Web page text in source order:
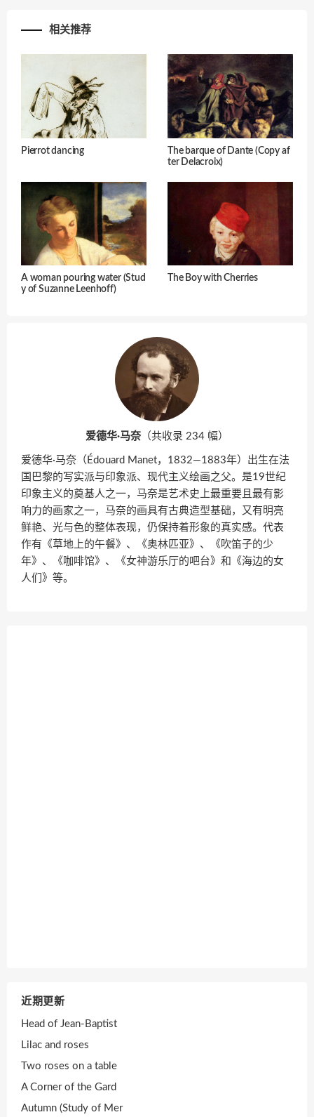
相关推荐
Pierrot dancing
The barque of Dante (Copy af
ter Delacroix)
A woman pouring water (Stud
y of Suzanne Leenhoff)
The Boy with Cherries
爱德华·马奈（共收录 234 幅）
爱德华·马奈（Édouard Manet，1832—1883年）出生在法
国巴黎的写实派与印象派、现代主义绘画之父。是19世纪
印象主义的奠基人之一，马奈是艺术史上最重要且最有影
响力的画家之一，马奈的画具有古典造型基础，又有明亮
鲜艳、光与色的整体表现，仍保持着形象的真实感。代表
作有《草地上的午餐》、《奥林匹亚》、《吹笛子的少
年》、《咖啡馆》、《女神游乐厅的吧台》和《海边的女
人们》等。
近期更新
Head of Jean-Baptist
Lilac and roses
Two roses on a table
A Corner of the Gard
Autumn (Study of Mer